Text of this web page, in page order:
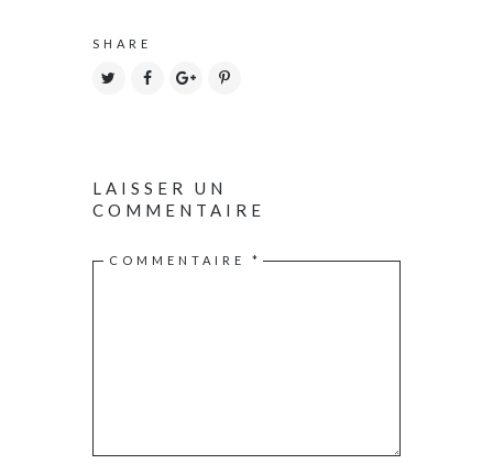
SHARE
LAISSER UN
COMMENTAIRE
COMMENTAIRE *